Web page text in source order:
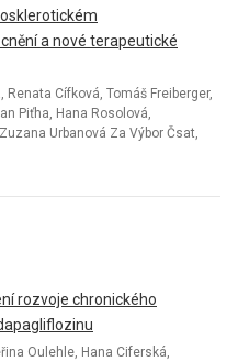
a nové terapeutické
Cífková, Tomáš Freiberger,
Piťha, Hana Rosolová,
Urbanová Za Výbor Čsat,
rozvoje chronického
Oulehle, Hana Ciferská,